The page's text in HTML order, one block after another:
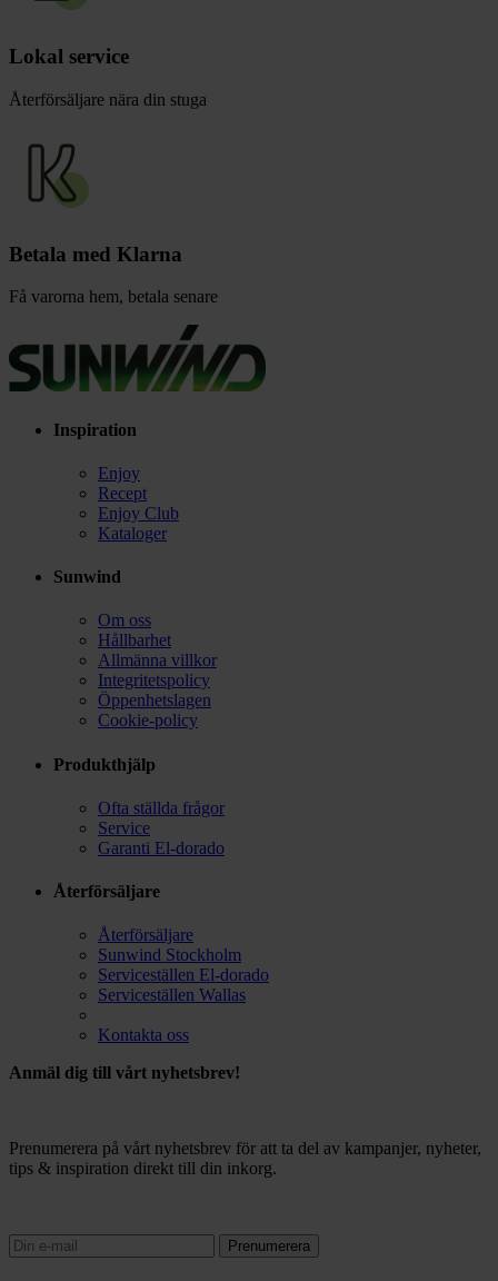
Lokal service
Återförsäljare nära din stuga
Betala med Klarna
Få varorna hem, betala senare
Inspiration
Enjoy
Recept
Enjoy Club
Kataloger
Sunwind
Om oss
Hållbarhet
Allmänna villkor
Integritetspolicy
Öppenhetslagen
Cookie-policy
Produkthjälp
Ofta ställda frågor
Service
Garanti El-dorado
Återförsäljare
Återförsäljare
Sunwind Stockholm
Serviceställen El-dorado
Serviceställen Wallas
Kontakta oss
Anmäl dig till vårt nyhetsbrev!
Prenumerera på vårt nyhetsbrev för att ta del av kampanjer, nyheter,
tips & inspiration direkt till din inkorg.
Prenumerera